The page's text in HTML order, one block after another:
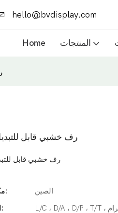
hello@bvdisplay.com
Home المنتجات
رف خشبي قابل
رف خشبي قابل
مكان المنشأ:
الصين
المدفوعات: